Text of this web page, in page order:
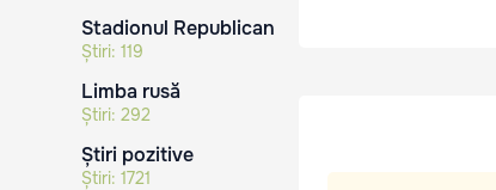
Stadionul Republican
Știri: 119
Limba rusă
Știri: 292
Știri pozitive
Știri: 1721